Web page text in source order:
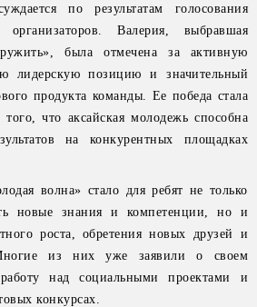
по результатам голосования
Валерия, выбравшая
была отмечена за активную
лидерскую позицию и значительный
продукта команды. Ее победа стала
что аксайская молодежь способна
на конкурентных площадках
волна» стало для ребят не только
новые знания и компетенции, но и
роста, обретения новых друзей и
из них уже заявили о своем
над социальными проектами и
конкурсах.